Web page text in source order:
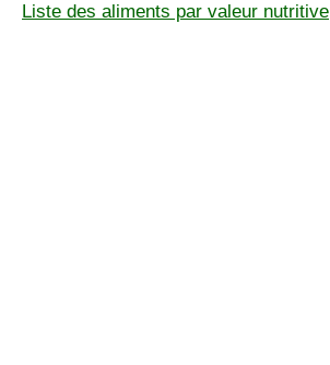
Liste des aliments par valeur nutritive